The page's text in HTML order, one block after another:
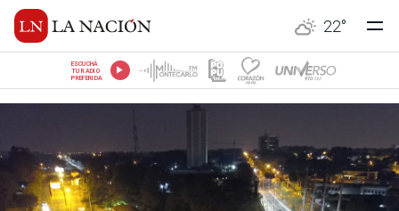
22°
ESCUCHÁ
TU RADIO
PREFERIDA